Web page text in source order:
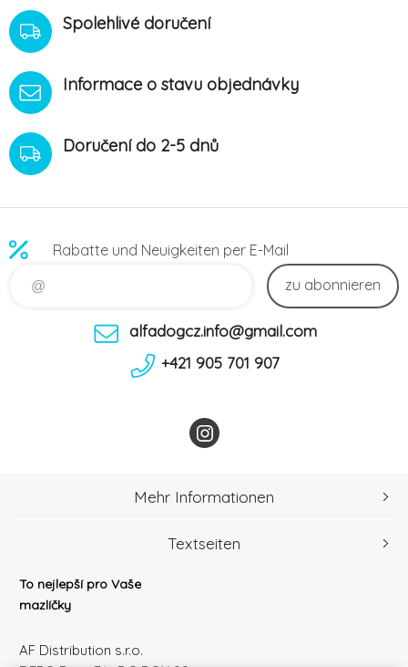
při váze 50
RICE BRAN dávkujte pro
Spolehlivé doručení
Informace o stavu objednávky
Doručení do 2-5 dnů
Rabatte und Neuigkeiten per E-Mail
zu abonnieren
alfadogcz.info@gmail.com
+421 905 701 907
To nejlepší pro Vaše
mazlíčky
AF Distribution s.r.o.
Mehr Informationen
Textseiten